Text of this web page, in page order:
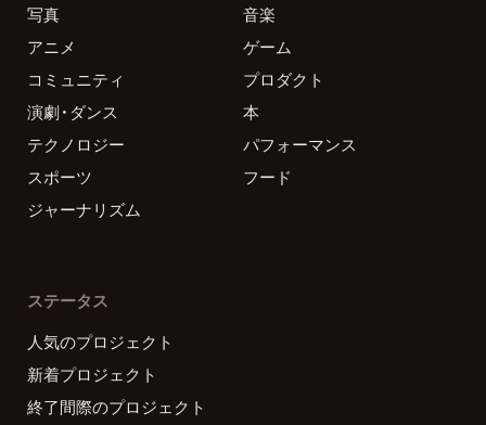
写真
音楽
アニメ
ゲーム
コミュニティ
プロダクト
演劇・ダンス
本
テクノロジー
パフォーマンス
スポーツ
フード
ジャーナリズム
ステータス
人気のプロジェクト
新着プロジェクト
終了間際のプロジェクト